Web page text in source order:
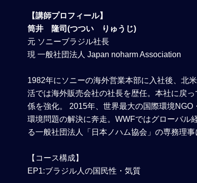
【講師プロフィール】
筒井 隆司(つつい りゅうじ)
元 ソニーブラジル社長
現 一般社団法人 Japan noharm Association
1982年にソニーの海外営業本部に入社後、北
活では海外販売会社の社長を歴任。本社に戻
係を強化。 2015年、世界最大の国際環境
環境問題の解決に奔走。WWFではグローバル
る一般社団法人「日本ノハム協会」の専務理事
【コース構成】
EP1:ブラジル人の国民性・気質